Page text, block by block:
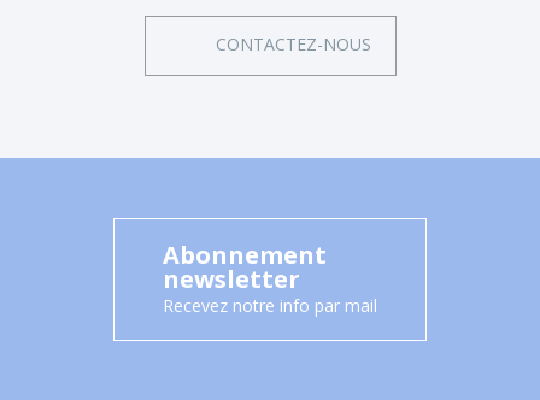
CONTACTEZ-NOUS
Abonnement
newsletter
Recevez notre info par mail